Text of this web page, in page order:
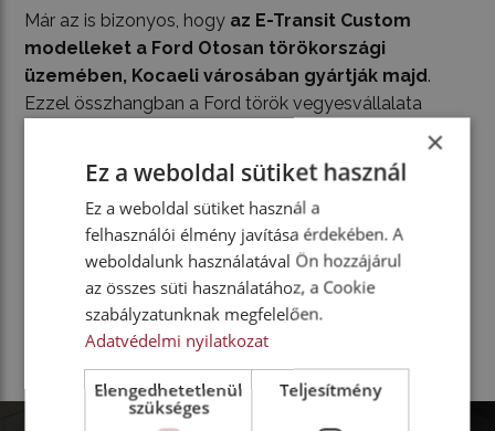
Már az is bizonyos, hogy az E-Transit Custom
modelleket a Ford Otosan törökországi
üzemében, Kocaeli városában gyártják majd.
Ezzel összhangban a Ford török vegyesvállalata
létesítményeit, továbbá részt vesz Európa egyik
legnagyobb haszonjárműipari akkumulátorgyárának
felépítésében. Ez az üzem az évtized közepétől
évente 30-45 gigawattóra termelési kapacitással
működik majd. Mindez egyértelműen mutatja, hogy a
Ford sem tétlenkedik a tisztán elektromos hajtású
kishaszonjárművek fejlesztése és piaci bevezetése
×
Ez a weboldal sütiket használ
Ez a weboldal sütiket használ a
felhasználói élmény javítása érdekében. A
weboldalunk használatával Ön hozzájárul
az összes süti használatához, a Cookie
szabályzatunknak megfelelően.
Adatvédelmi nyilatkozat
Elengedhetetlenül
szükséges
Teljesítmény